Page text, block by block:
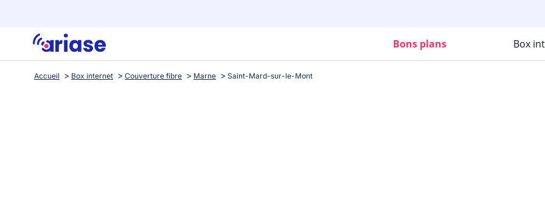
Bons plans Box
Accueil Box internet Couverture fibre Marne Saint-Mard-sur-le-Mont